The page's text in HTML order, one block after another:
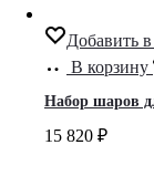
Добавить
В корзину
Набор шаров
15 820 ₽